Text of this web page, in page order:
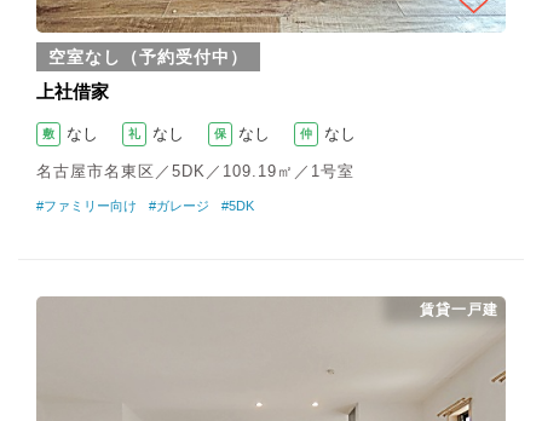
空室なし（予約受付中）
上社借家
敷 なし 礼 なし 保 なし 仲 なし
名古屋市名東区／5DK／109.19㎡／1号室
#ファミリー向け #ガレージ #5DK
賃貸一戸建